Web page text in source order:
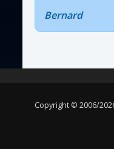
Bernard
Copyright © 2006/